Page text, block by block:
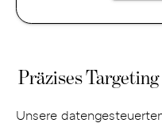
Präzises Targeting
Unsere